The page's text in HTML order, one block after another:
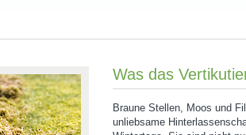
Was das
Braune Stellen, Moos und
unliebsame